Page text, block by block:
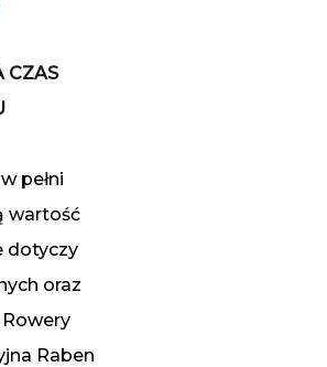
CZAS
pełni
wartość
dotyczy
oraz
Raben